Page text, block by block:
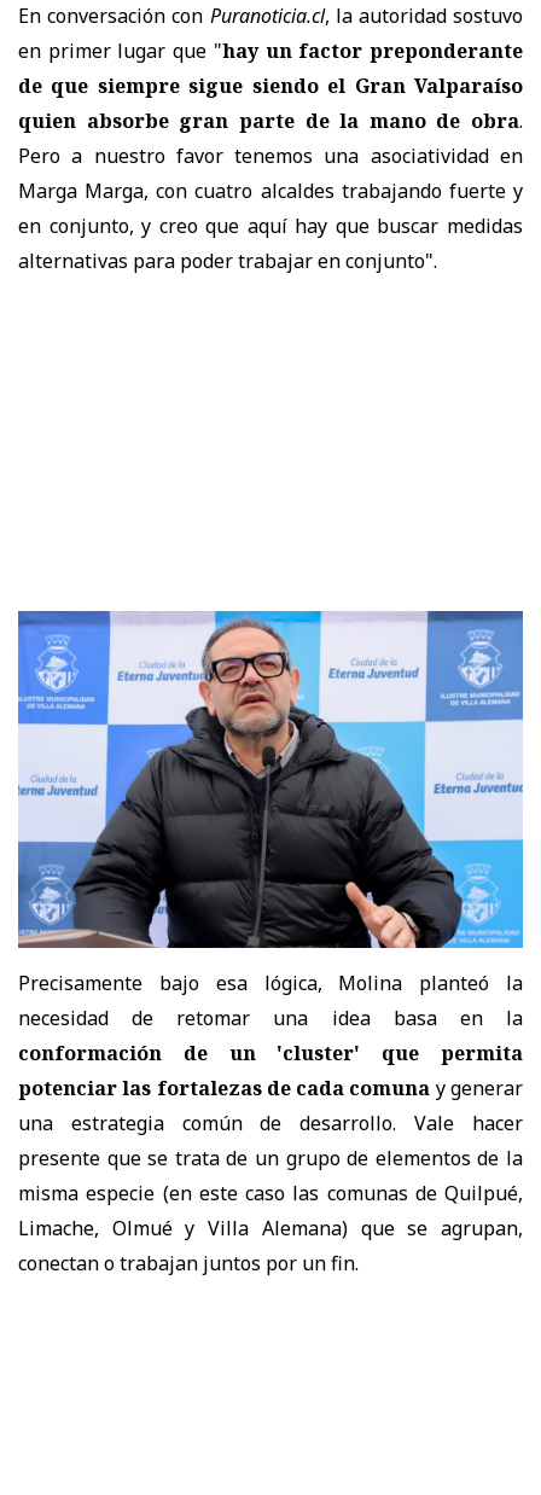
En conversación con Puranoticia.cl, la autoridad sostuvo
en primer lugar que "hay un factor preponderante
de que siempre sigue siendo el Gran Valparaíso
quien absorbe gran parte de la mano de obra.
Pero a nuestro favor tenemos una asociatividad en
Marga Marga, con cuatro alcaldes trabajando fuerte y
en conjunto, y creo que aquí hay que buscar medidas
alternativas para poder trabajar en conjunto".
Precisamente bajo esa lógica, Molina planteó la
necesidad de retomar una idea basa en la
conformación de un 'cluster' que permita
potenciar las fortalezas de cada comuna y generar
una estrategia común de desarrollo. Vale hacer
presente que se trata de un grupo de elementos de la
misma especie (en este caso las comunas de Quilpué,
Limache, Olmué y Villa Alemana) que se agrupan,
conectan o trabajan juntos por un fin.